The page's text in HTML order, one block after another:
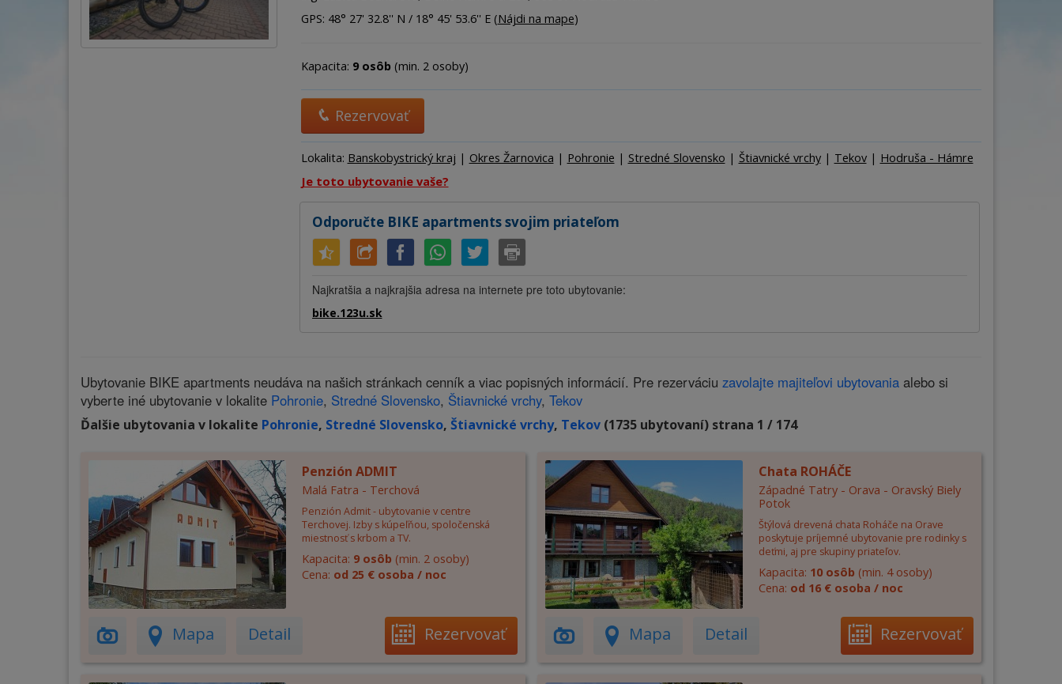
GPS: 48° 27' 32.8'' N / 18° 45' 53.6'' E (Nájdi na mape)
Kapacita: 9 osôb (min. 2 osoby)
Rezervovať
Lokalita: Banskobystrický kraj | Okres Žarnovica | Pohronie | Stredné Slovensko | Štiavnické vrchy | Tekov | Hodruša - Hámre
Je toto ubytovanie vaše?
Odporučte BIKE apartments svojim priateľom
Najkratšia a najkrajšia adresa na internete pre toto ubytovanie:
bike.123u.sk
Ubytovanie BIKE apartments neudáva na našich stránkach cenník a viac popisných informácií. Pre rezerváciu zavolajte majiteľovi ubytovania alebo si
vyberte iné ubytovanie v lokalite Pohronie, Stredné Slovensko, Štiavnické vrchy, Tekov
Ďalšie ubytovania v lokalite Pohronie, Stredné Slovensko, Štiavnické vrchy, Tekov (1735 ubytovaní) strana 1 / 174
Penzión ADMIT
Malá Fatra - Terchová
Penzión Admit - ubytovanie v centre
Terchovej. Izby s kúpeľňou, spoločenská
miestnosť s krbom a TV.
Kapacita: 9 osôb (min. 2 osoby)
Cena: od 25 € osoba / noc
Mapa Detail Rezervovať
Chata ROHÁČE
Západné Tatry - Orava - Oravský Biely
Potok
Štýlová drevená chata Roháče na Orave
poskytuje príjemné ubytovanie pre rodinky s
deťmi, aj pre skupiny priateľov.
Kapacita: 10 osôb (min. 4 osoby)
Cena: od 16 € osoba / noc
Mapa Detail Rezervovať